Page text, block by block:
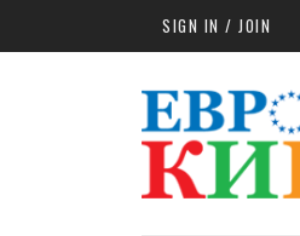
Skip to main contentSIGN IN / JOIN